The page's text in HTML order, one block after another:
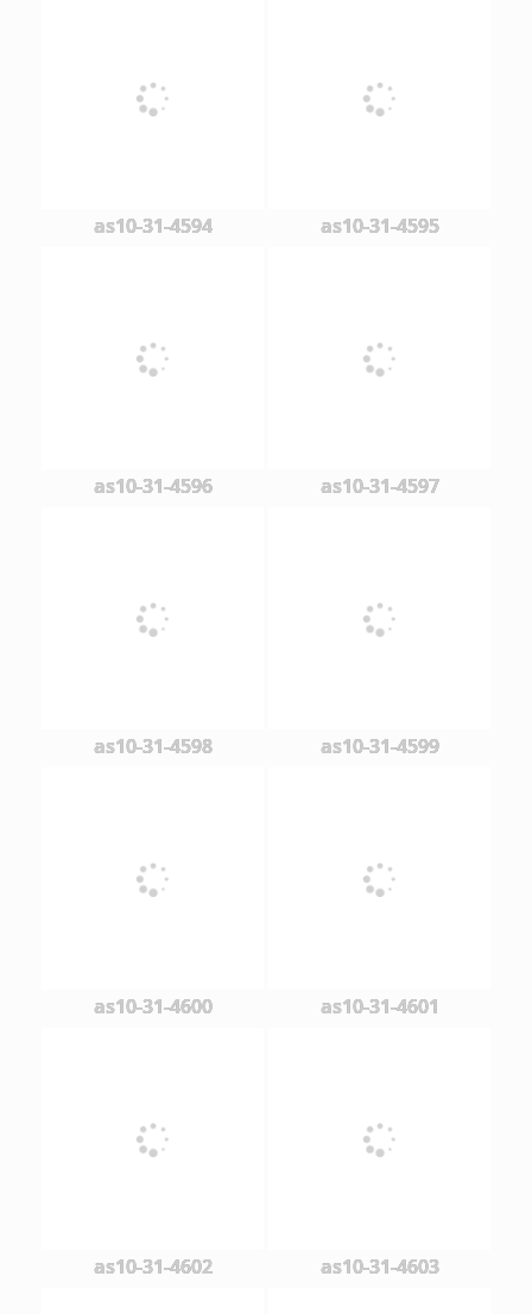
as10-31-4594 as10-31-4595
as10-31-4596 as10-31-4597
as10-31-4598 as10-31-4599
as10-31-4600 as10-31-4601
as10-31-4602 as10-31-4603